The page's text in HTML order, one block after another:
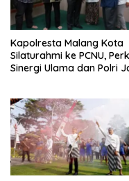
Kapolresta Malang Kota
Silaturahmi ke PCNU,
Sinergi Ulama dan Polri